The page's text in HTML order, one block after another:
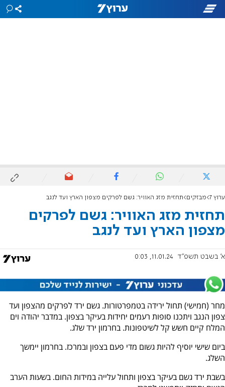
ערוץ 7 מבזקים תחזית מזג האוויר: גשם לפרקים מצפון הארץ ועד לנגב
תחזית מזג האוויר: גשם לפרקים
מצפון הארץ ועד לנגב
א' בשבט תשפ"ד 11.01.24, 0:03
מחר (חמישי) תחול ירידה בטמפרטורות. גשם ירד לפרקים מהצפון ועד
צפון הנגב ויתכנו סופות רעמים יחידות בעיקר בצפון. במדבר יהודה וים
המלח קיים חשש קל לשיטפונות. בחרמון ירד שלג.
ביום שישי יוסיף להיות גשום מדי פעם בצפון ובמרכז. בחרמון יימשך
השלג.
בשבת ירד גשם בעיקר בצפון ותחול עלייה במידות החום. בשעות הערב